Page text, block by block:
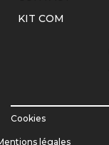
KIT COM
Cookies
légales